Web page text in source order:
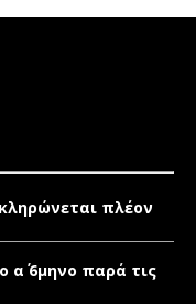
πλέον
α΄ 6μηνο παρά τις